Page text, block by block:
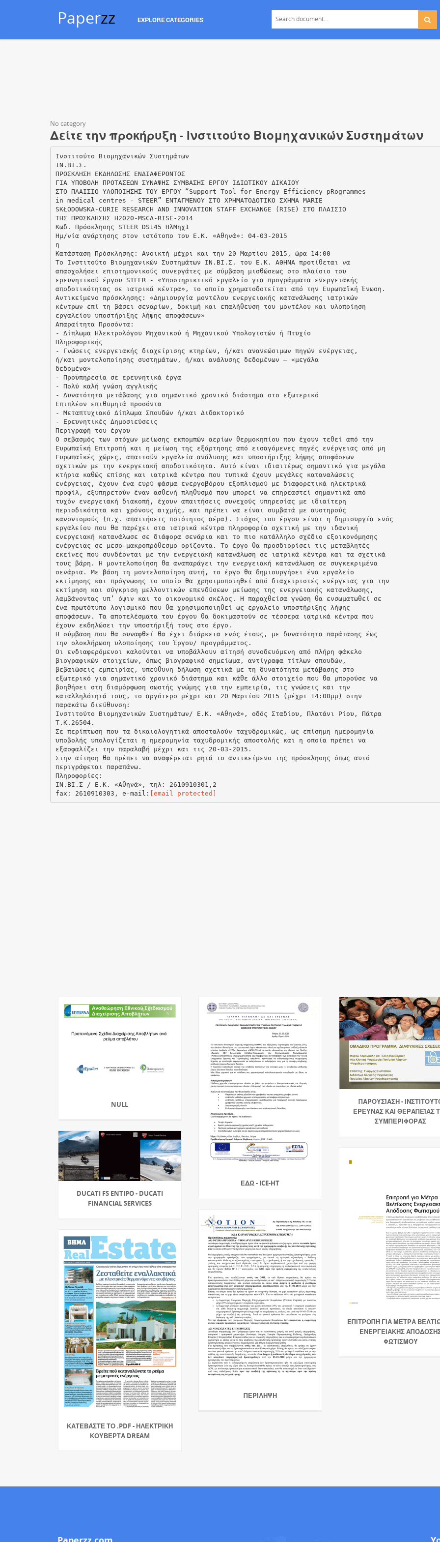
Paperzz EXPLORE CATEGORIES
No category
Δείτε την προκήρυξη - Ινστιτούτο Βιομηχανικών Συστημάτων
Ινστιτούτο Βιομηχανικών Συστημάτων
ΙΝ.ΒΙ.Σ.
ΠΡΟΣΚΛΗΣΗ ΕΚΔΗΛΩΣΗΣ ΕΝΔΙΑΦΕΡΟΝΤΟΣ
ΓΙΑ ΥΠΟΒΟΛΗ ΠΡΟΤΑΣΕΩΝ ΣΥΝΑΨΗΣ ΣΥΜΒΑΣΗΣ ΕΡΓΟΥ ΙΔΙΩΤΙΚΟΥ ΔΙΚΑΙΟΥ
ΣΤΟ ΠΛΑΙΣΙΟ ΥΛΟΠΟΙΗΣΗΣ ΤΟΥ ΕΡΓΟΥ “Support Tool for Energy Efficiency pRogrammes
in medical centres - STEER” ΕΝΤΑΓΜΕΝΟΥ ΣΤO ΧΡΗΜΑΤΟΔΟΤΙΚΟ ΣΧΗΜΑ MARIE
SKŁODOWSKA-CURIE RESEARCH AND INNOVATION STAFF EXCHANGE (RISE) ΣΤΟ ΠΛΑΙΣΙΟ
ΤΗΣ ΠΡΟΣΚΛΗΣΗΣ H2020-MSCA-RISE-2014
Κωδ. Πρόσκλησης STEER DS145 ΗλΜηχ1
Ημ/νία ανάρτησης στον ιστότοπο του Ε.Κ. «Αθηνά»: 04-03-2015
η
Κατάσταση Πρόσκλησης: Ανοικτή μέχρι και την 20 Μαρτίου 2015, ώρα 14:00
Το Ινστιτούτο Βιομηχανικών Συστημάτων ΙΝ.ΒΙ.Σ. του Ε.Κ. ΑΘΗΝΑ προτίθεται να
απασχολήσει επιστημονικούς συνεργάτες με σύμβαση μισθώσεως στο πλαίσιο του
ερευνητικού έργου STEER - «Υποστηρικτικό εργαλείο για προγράμματα ενεργειακής
αποδοτικότητας σε ιατρικά κέντρα», το οποίο χρηματοδοτείται από την Ευρωπαϊκή Ένωση.
Αντικείμενο πρόσκλησης: «Δημιουργία μοντέλου ενεργειακής κατανάλωσης ιατρικών
κέντρων επί τη βάσει σεναρίων, δοκιμή και επαλήθευση του μοντέλου και υλοποίηση
εργαλείου υποστήριξης λήψης αποφάσεων»
Απαραίτητα Προσόντα:
- Δίπλωμα Ηλεκτρολόγου Μηχανικού ή Μηχανικού Υπολογιστών ή Πτυχίο
Πληροφορικής
- Γνώσεις ενεργειακής διαχείρισης κτηρίων, ή/και ανανεώσιμων πηγών ενέργειας,
ή/και μοντελοποίησης συστημάτων, ή/και ανάλυσης δεδομένων – «μεγάλα
δεδομένα»
- Προϋπηρεσία σε ερευνητικά έργα
- Πολύ καλή γνώση αγγλικής
- Δυνατότητα μετάβασης για σημαντικό χρονικό διάστημα στο εξωτερικό
Επιπλέον επιθυμητά προσόντα
- Μεταπτυχιακό Δίπλωμα Σπουδών ή/και Διδακτορικό
- Ερευνητικές Δημοσιεύσεις
Περιγραφή του έργου
Ο σεβασμός των στόχων μείωσης εκπομπών αερίων θερμοκηπίου που έχουν τεθεί από την
Ευρωπαϊκή Επιτροπή και η μείωση της εξάρτησης από εισαγόμενες πηγές ενέργειας από μη
Ευρωπαϊκές χώρες, απαιτούν εργαλεία ανάλυσης και υποστήριξης λήψης αποφάσεων
σχετικών με την ενεργειακή αποδοτικότητα. Αυτό είναι ιδιαιτέρως σημαντικό για μεγάλα
κτήρια καθώς επίσης και ιατρικά κέντρα που τυπικά έχουν μεγάλες καταναλώσεις
ενέργειας, έχουν ένα ευρύ φάσμα ενεργοβόρου εξοπλισμού με διαφορετικά ηλεκτρικά
προφίλ, εξυπηρετούν έναν ασθενή πληθυσμό που μπορεί να επηρεαστεί σημαντικά από
τυχόν ενεργειακή διακοπή, έχουν απαιτήσεις συνεχούς υπηρεσίας με ιδιαίτερη
περιοδικότητα και χρόνους αιχμής, και πρέπει να είναι συμβατά με αυστηρούς
κανονισμούς (π.χ. απαιτήσεις ποιότητος αέρα). Στόχος του έργου είναι η δημιουργία ενός
εργαλείου που θα παρέχει στα ιατρικά κέντρα πληροφορία σχετική με την ιδανική
ενεργειακή κατανάλωσε σε διάφορα σενάρια και το πιο κατάλληλο σχέδιο εξοικονόμησης
ενέργειας σε μεσο-μακροπρόθεσμο ορίζοντα. Το έργο θα προσδιορίσει τις μεταβλητές
εκείνες που συνδέονται με την ενεργειακή κατανάλωση σε ιατρικά κέντρα και τα σχετικά
τους βάρη. Η μοντελοποίηση θα αναπαράγει την ενεργειακή κατανάλωση σε συγκεκριμένα
σενάρια. Με βάση τη μοντελοποίηση αυτή, το έργο θα δημιουργήσει ένα εργαλείο
εκτίμησης και πρόγνωσης το οποίο θα χρησιμοποιηθεί από διαχειριστές ενέργειας για την
εκτίμηση και σύγκριση μελλοντικών επενδύσεων μείωσης της ενεργειακής κατανάλωσης,
λαμβάνοντας υπ’ όψιν και το οικονομικό σκέλος. Η παραχθείσα γνώση θα ενσωματωθεί σε
ένα πρωτότυπο λογισμικό που θα χρησιμοποιηθεί ως εργαλείο υποστήριξης λήψης
αποφάσεων. Τα αποτελέσματα του έργου θα δοκιμαστούν σε τέσσερα ιατρικά κέντρα που
έχουν εκδηλώσει την υποστήριξή τους στο έργο.
Η σύμβαση που θα συναφθεί θα έχει διάρκεια ενός έτους, με δυνατότητα παράτασης έως
την ολοκλήρωση υλοποίησης του Έργου/ προγράμματος.
Οι ενδιαφερόμενοι καλούνται να υποβάλλουν αίτησή συνοδευόμενη από πλήρη φάκελο
βιογραφικών στοιχείων, όπως βιογραφικό σημείωμα, αντίγραφα τίτλων σπουδών,
βεβαιώσεις εμπειρίας, υπεύθυνη δήλωση σχετικά με τη δυνατότητα μετάβασης στο
εξωτερικό για σημαντικό χρονικό διάστημα και κάθε άλλο στοιχείο που θα μπορούσε να
βοηθήσει στη διαμόρφωση σωστής γνώμης για την εμπειρία, τις γνώσεις και την
καταλληλότητά τους, το αργότερο μέχρι και 20 Μαρτίου 2015 (μέχρι 14:00μμ) στην
παρακάτω διεύθυνση:
Ινστιτούτο Βιομηχανικών Συστημάτων/ Ε.Κ. «Αθηνά», οδός Σταδίου, Πλατάνι Ρίου, Πάτρα
Τ.Κ.26504.
Σε περίπτωση που τα δικαιολογητικά αποσταλούν ταχυδρομικώς, ως επίσημη ημερομηνία
υποβολής υπολογίζεται η ημερομηνία ταχυδρομικής αποστολής και η οποία πρέπει να
εξασφαλίζει την παραλαβή μέχρι και τις 20-03-2015.
Στην αίτηση θα πρέπει να αναφέρεται ρητά το αντικείμενο της πρόσκλησης όπως αυτό
περιγράφεται παραπάνω.
Πληροφορίες:
ΙΝ.ΒΙ.Σ / Ε.Κ. «Αθηνά», τηλ: 2610910301,2
fax: 2610910303, e-mail: [email protected]
NULL
ΕΔΏ - ICE-HT
ΠΑΡΟΥΣΊΑΣΗ -
ΈΡΕΥΝΑΣ ΚΑΙ ΘΕΡΑΠΕΊΑΣ
ΣΥΜΠΕΡΙΦΟΡΆΣ
DUCATI FS ENTIPO - DUCATI
FINANCIAL SERVICES
ΕΠΙΤΡΟΠΉ ΓΙΑ ΜΈΤΡΑ
ΕΝΕΡΓΕΙΑΚΉΣ
ΦΩΤΙΣΜΟΎ
ΠΕΡΊΛΗΨΗ
ΚΑΤΕΒΆΣΤΕ ΤΟ .PDF - ΗΛΕΚΤΡΙΚΉ
ΚΟΥΒΈΡΤΑ DREAM